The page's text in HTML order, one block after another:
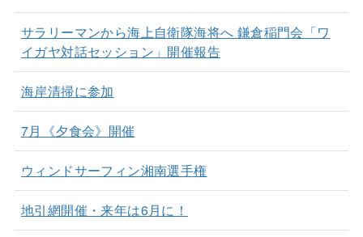
サラリーマンから海上自衛隊海将へ 鎌倉稲門会「ワ
イガヤ対話セッション」開催報告
海岸清掃に参加
7月《夕食会》開催
ウィンドサーフィン湘南選手権
地引網開催・来年は6月に！